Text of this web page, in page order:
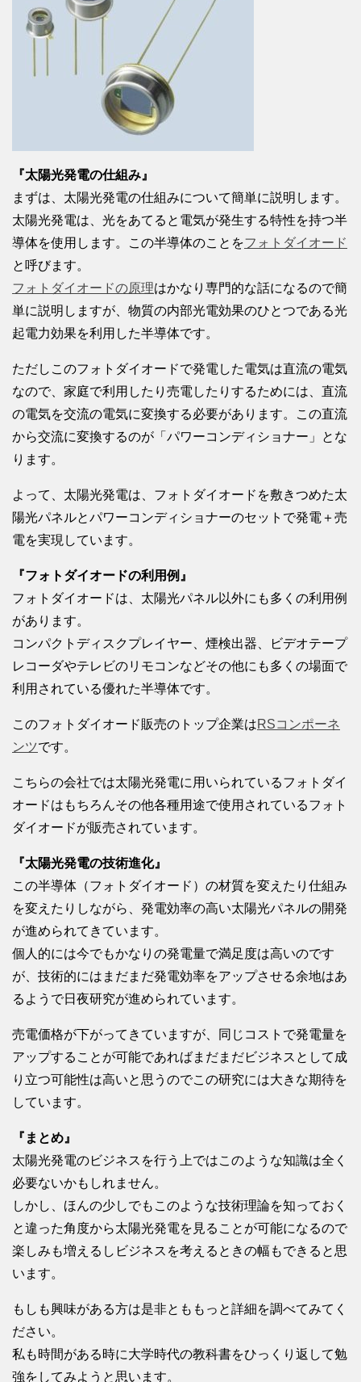
『太陽光発電の仕組み』
まずは、太陽光発電の仕組みについて簡単に説明します。
太陽光発電は、光をあてると電気が発生する特性を持つ半
導体を使用します。この半導体のことをフォトダイオード
と呼びます。
フォトダイオードの原理はかなり専門的な話になるので簡
単に説明しますが、物質の内部光電効果のひとつである光
起電力効果を利用した半導体です。
ただしこのフォトダイオードで発電した電気は直流の電気
なので、家庭で利用したり売電したりするためには、直流
の電気を交流の電気に変換する必要があります。この直流
から交流に変換するのが「パワーコンディショナー」とな
ります。
よって、太陽光発電は、フォトダイオードを敷きつめた太
陽光パネルとパワーコンディショナーのセットで発電＋売
電を実現しています。
『フォトダイオードの利用例』
フォトダイオードは、太陽光パネル以外にも多くの利用例
があります。
コンパクトディスクプレイヤー、煙検出器、ビデオテープ
レコーダやテレビのリモコンなどその他にも多くの場面で
利用されている優れた半導体です。
このフォトダイオード販売のトップ企業はRSコンポーネ
ンツです。
こちらの会社では太陽光発電に用いられているフォトダイ
オードはもちろんその他各種用途で使用されているフォト
ダイオードが販売されています。
『太陽光発電の技術進化』
この半導体（フォトダイオード）の材質を変えたり仕組み
を変えたりしながら、発電効率の高い太陽光パネルの開発
が進められてきています。
個人的には今でもかなりの発電量で満足度は高いのです
が、技術的にはまだまだ発電効率をアップさせる余地はあ
るようで日夜研究が進められています。
売電価格が下がってきていますが、同じコストで発電量を
アップすることが可能であればまだまだビジネスとして成
り立つ可能性は高いと思うのでこの研究には大きな期待を
しています。
『まとめ』
太陽光発電のビジネスを行う上ではこのような知識は全く
必要ないかもしれません。
しかし、ほんの少しでもこのような技術理論を知っておく
と違った角度から太陽光発電を見ることが可能になるので
楽しみも増えるしビジネスを考えるときの幅もできると思
います。
もしも興味がある方は是非とももっと詳細を調べてみてく
ださい。
私も時間がある時に大学時代の教科書をひっくり返して勉
強をしてみようと思います。